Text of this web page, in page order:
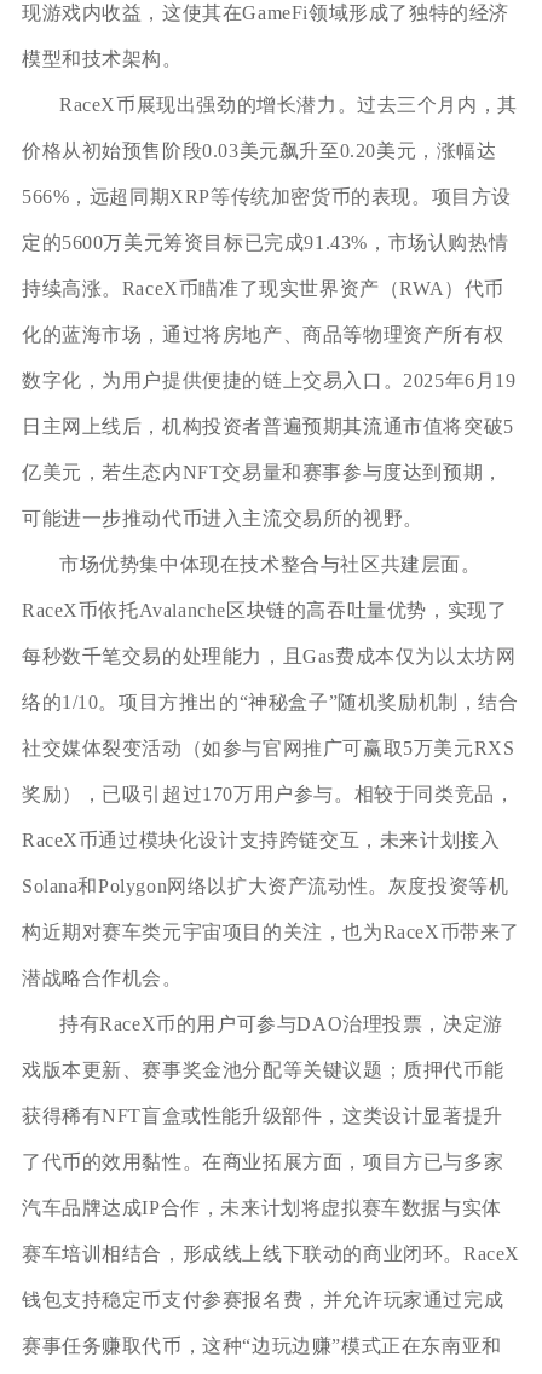
现游戏内收益，这使其在GameFi领域形成了独特的经济
模型和技术架构。
RaceX币展现出强劲的增长潜力。过去三个月内，其
价格从初始预售阶段0.03美元飙升至0.20美元，涨幅达
566%，远超同期XRP等传统加密货币的表现。项目方设
定的5600万美元筹资目标已完成91.43%，市场认购热情
持续高涨。RaceX币瞄准了现实世界资产（RWA）代币
化的蓝海市场，通过将房地产、商品等物理资产所有权
数字化，为用户提供便捷的链上交易入口。2025年6月19
日主网上线后，机构投资者普遍预期其流通市值将突破5
亿美元，若生态内NFT交易量和赛事参与度达到预期，
可能进一步推动代币进入主流交易所的视野。
市场优势集中体现在技术整合与社区共建层面。
RaceX币依托Avalanche区块链的高吞吐量优势，实现了
每秒数千笔交易的处理能力，且Gas费成本仅为以太坊网
络的1/10。项目方推出的“神秘盒子”随机奖励机制，结合
社交媒体裂变活动（如参与官网推广可赢取5万美元RXS
奖励），已吸引超过170万用户参与。相较于同类竞品，
RaceX币通过模块化设计支持跨链交互，未来计划接入
Solana和Polygon网络以扩大资产流动性。灰度投资等机
构近期对赛车类元宇宙项目的关注，也为RaceX币带来了
潜战略合作机会。
持有RaceX币的用户可参与DAO治理投票，决定游
戏版本更新、赛事奖金池分配等关键议题；质押代币能
获得稀有NFT盲盒或性能升级部件，这类设计显著提升
了代币的效用黏性。在商业拓展方面，项目方已与多家
汽车品牌达成IP合作，未来计划将虚拟赛车数据与实体
赛车培训相结合，形成线上线下联动的商业闭环。RaceX
钱包支持稳定币支付参赛报名费，并允许玩家通过完成
赛事任务赚取代币，这种“边玩边赚”模式正在东南亚和